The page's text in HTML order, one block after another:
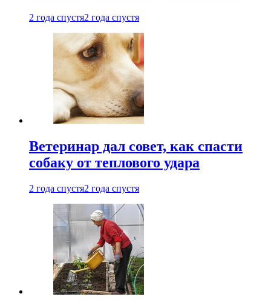
2 года спустя2 года спустя
Ветеринар дал совет, как спасти
собаку от теплового удара
2 года спустя2 года спустя